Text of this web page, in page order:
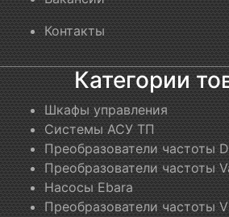
Контакты
Категории
Шкафы управления
Системы АСУ ТП
Преобразователи частоты
Преобразователи частоты
Насосы Ebara
Преобразователи частоты